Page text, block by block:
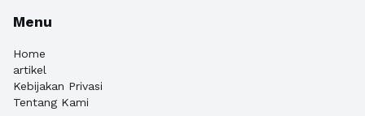
Menu
Home
artikel
Kebijakan Privasi
Tentang Kami